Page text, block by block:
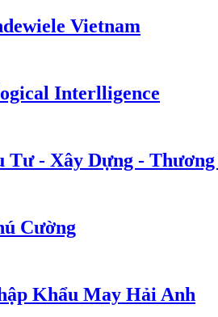
Vietnam
Interlligence
Tư - Xây Dựng -
Cường
Khẩu May Hải Anh